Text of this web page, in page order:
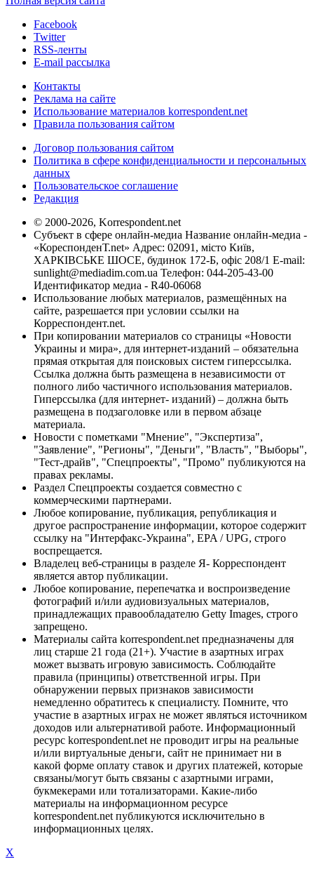
Facebook
Twitter
RSS-ленты
E-mail рассылка
Контакты
Реклама на сайте
Использование материалов korrespondent.net
Правила пользования сайтом
Договор пользования сайтом
Политика в сфере конфиденциальности и персональных
данных
Пользовательское соглашение
Редакция
© 2000-2026, Korrespondent.net
Субъект в сфере онлайн-медиа Название онлайн-медиа -
«КореспонденТ.net» Адрес: 02091, місто Київ,
ХАРКІВСЬКЕ ШОСЕ, будинок 172-Б, офіс 208/1 E-mail:
sunlight@mediadim.com.ua Телефон: 044-205-43-00
Идентификатор медиа - R40-06068
Использование любых материалов, размещённых на
сайте, разрешается при условии ссылки на
Корреспондент.net.
При копировании материалов со страницы «Новости
Украины и мира», для интернет-изданий – обязательна
прямая открытая для поисковых систем гиперссылка.
Ссылка должна быть размещена в независимости от
полного либо частичного использования материалов.
Гиперссылка (для интернет- изданий) – должна быть
размещена в подзаголовке или в первом абзаце
материала.
Новости с пометками "Мнение", "Экспертиза",
"Заявление", "Регионы", "Деньги", "Власть", "Выборы",
"Тест-драйв", "Спецпроекты", "Промо" публикуются на
правах рекламы.
Раздел Спецпроекты создается совместно с
коммерческими партнерами.
Любое копирование, публикация, републикация и
другое распространение информации, которое содержит
ссылку на "Интерфакс-Украина", EPA / UPG, строго
воспрещается.
Владелец веб-страницы в разделе Я- Корреспондент
является автор публикации.
Любое копирование, перепечатка и воспроизведение
фотографий и/или аудиовизуальных материалов,
принадлежащих правообладателю Getty Images, строго
запрещено.
Материалы сайта korrespondent.net предназначены для
лиц старше 21 года (21+). Участие в азартных играх
может вызвать игровую зависимость. Соблюдайте
правила (принципы) ответственной игры. При
обнаружении первых признаков зависимости
немедленно обратитесь к специалисту. Помните, что
участие в азартных играх не может являться источником
доходов или альтернативой работе. Информационный
ресурс korrespondent.net не проводит игры на реальные
и/или виртуальные деньги, сайт не принимает ни в
какой форме оплату ставок и других платежей, которые
связаны/могут быть связаны с азартными играми,
букмекерами или тотализаторами. Какие-либо
материалы на информационном ресурсе
korrespondent.net публикуются исключительно в
информационных целях.
X